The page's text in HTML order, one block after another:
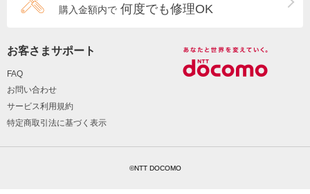
購入金額内で 何度でも修理OK
お客さまサポート
FAQ
お問い合わせ
サービス利用規約
特定商取引法に基づく表示
©NTT DOCOMO